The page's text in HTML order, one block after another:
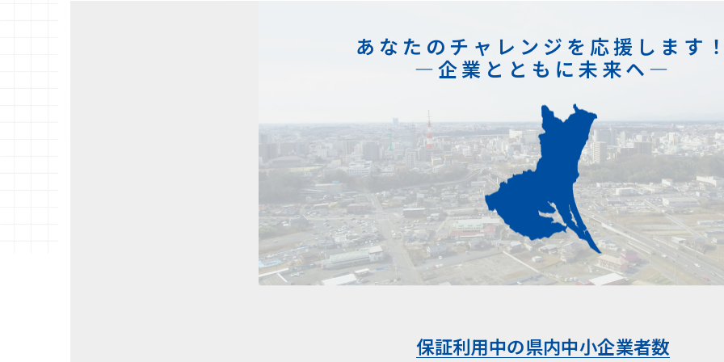
あなたのチャレンジを応援します
―企業とともに未来ヘ―
保証利用中の県内中小企業者数